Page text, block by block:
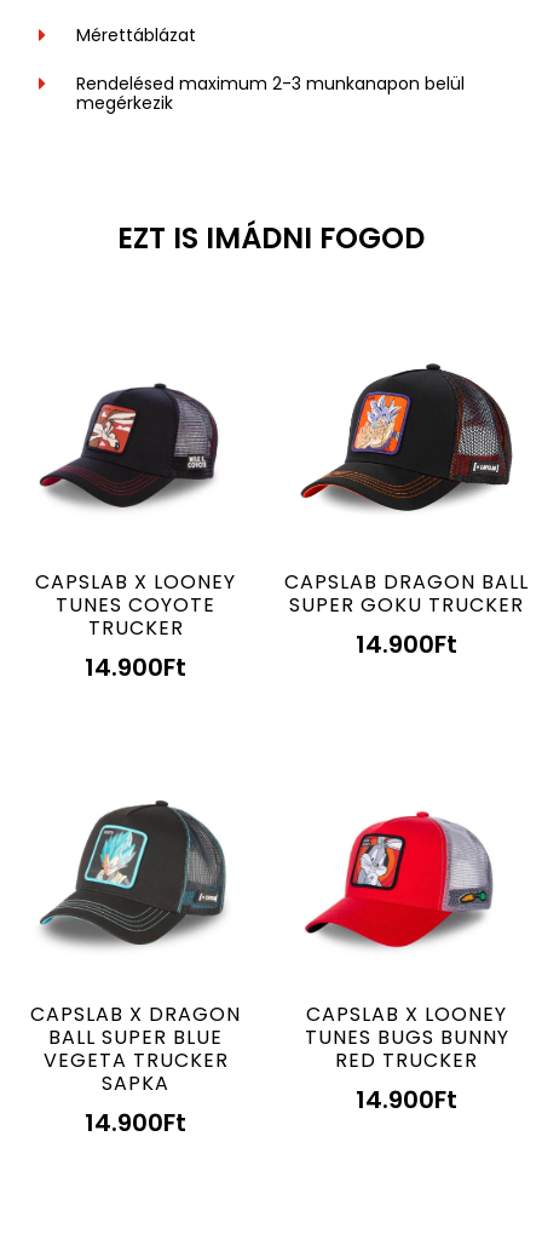
Mérettáblázat
Rendelésed maximum 2-3 munkanapon belül
megérkezik
EZT IS IMÁDNI FOGOD
CAPSLAB X LOONEY
TUNES COYOTE
TRUCKER
14.900Ft
CAPSLAB DRAGON BALL
SUPER GOKU TRUCKER
14.900Ft
CAPSLAB X DRAGON
BALL SUPER BLUE
VEGETA TRUCKER
SAPKA
14.900Ft
CAPSLAB X LOONEY
TUNES BUGS BUNNY
RED TRUCKER
14.900Ft